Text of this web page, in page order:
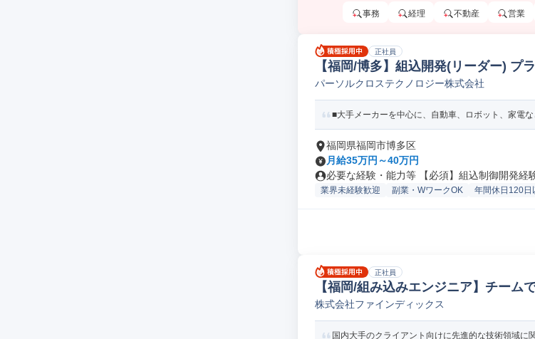
事務 経理 不動産 営業
正社員
【福岡/博多】組込開発(リーダー) プ
込/制御設計/開発
パーソルクロステクノロジー株式会社
■大手メーカーを中心に、自動車、ロボット、家電
福岡県福岡市博多区
月給35万円～40万円
必要な経験・能力等 【必須】組込制御開発経
業界未経験歓迎 副業・WワークOK 年間休日120日
正社員
【福岡/組み込みエンジニア】チー
組込/制御設計/開発(PLC/ラダー/シー
株式会社ファインディックス
国内大手のクライアント向けに先進的な技術領域